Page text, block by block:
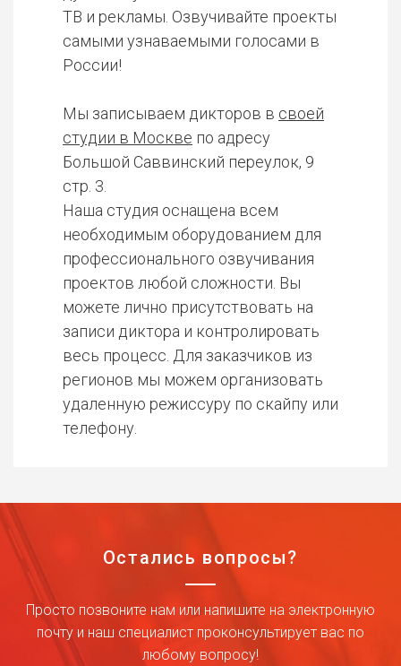
ТВ и рекламы. Озвучивайте проекты
самыми узнаваемыми голосами в
России!
Мы записываем дикторов в своей
студии в Москве по адресу
Большой Саввинский переулок, 9
стр. 3.
Наша студия оснащена всем
необходимым оборудованием для
профессионального озвучивания
проектов любой сложности. Вы
можете лично присутствовать на
записи диктора и контролировать
весь процесс. Для заказчиков из
регионов мы можем организовать
удаленную режиссуру по скайпу или
телефону.
Остались вопросы?
Просто позвоните нам или напишите на электронную
почту и наш специалист проконсультирует вас по
любому вопросу!